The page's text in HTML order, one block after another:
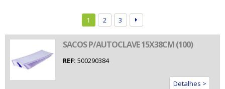
1 2 3
SACOS P/AUTOCLAVE 15X38CM (100)
REF: 500290384
Detalhes >